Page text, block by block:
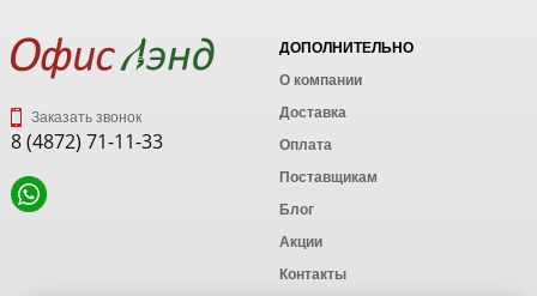
Заказать звонок
8 (4872) 71-11-33
ДОПОЛНИТЕЛЬНО
О компании
Доставка
Оплата
Поставщикам
Блог
Акции
Контакты